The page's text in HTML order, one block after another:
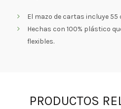
El mazo de cartas incluye 55
Hechas con 100% plástico
flexibles.
PRODUCTOS